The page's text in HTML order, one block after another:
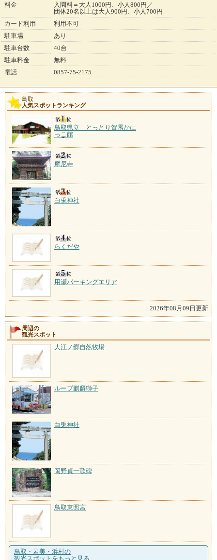
料金
入園料＝大人1000円、小人800円／
団体20名以上は大人900円、小人700円
カード利用
利用不可
駐車場
あり
駐車台数
40台
駐車料金
無料
電話
0857-75-2175
鳥取
人気スポットランキング
鳥取県立 とっとり賀露かに
っこ館
摩尼寺
白兎神社
らくだや
用瀬パーキングエリア
2026年08月09日更新
周辺の
観光スポット
大江ノ郷自然牧場
ループ麒麟獅子
白兎神社
岡野貞一歌碑
鳥取東照宮
鳥取・岩美・浜村の
観光スポットをもっと見る